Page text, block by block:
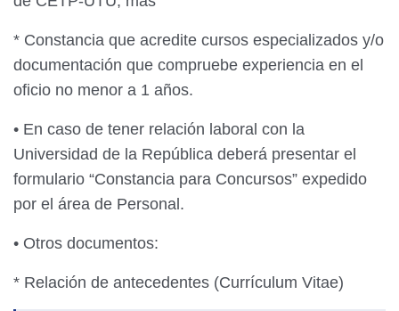
* Constancia que acredite cursos especializados y/o
documentación que compruebe experiencia en el
oficio no menor a 1 años.
• En caso de tener relación laboral con la
Universidad de la República deberá presentar el
formulario “Constancia para Concursos” expedido
por el área de Personal.
• Otros documentos:
* Relación de antecedentes (Currículum Vitae)